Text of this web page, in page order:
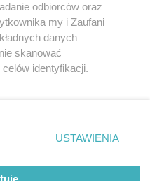
korzystania z portali
Skontakuj sięz nami
Kontakt
Wydawca
Redakcja
odbiorców oraz
my i Zaufani
danych
skanować
identyfikacji.
ustawień prywatności
rogu strony
wymagają zgody
się takiemu
USTAWIENIA